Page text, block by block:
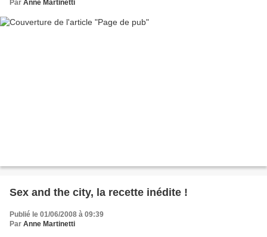
Par Anne Martinetti
Sex and the city, la recette inédite !
Publié le 01/06/2008 à 09:39
Par Anne Martinetti